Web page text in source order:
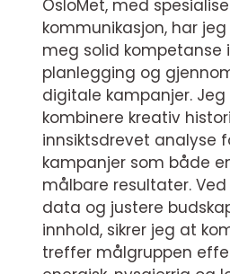
OsloMet, med
kommunikasjon, har
meg solid kompetanse
planlegging og
digitale kampanjer.
kombinere kreativ
innsiktsdrevet analyse
kampanjer som både
målbare resultater.
data og justere
innhold, sikrer jeg at
treffer målgruppen